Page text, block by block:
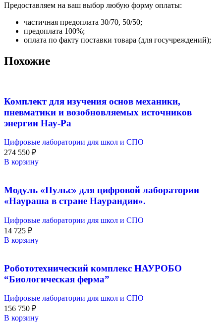
Предоставляем на ваш выбор любую форму оплаты:
частичная предоплата 30/70, 50/50;
предоплата 100%;
оплата по факту поставки товара (для госучреждений);
Похожие
Комплект для изучения основ механики,
пневматики и возобновляемых источников
энергии Нау-Ра
Цифровые лаборатории для школ и СПО
274 550 ₽
В корзину
Модуль «Пульс» для цифровой лаборатории
«Наураша в стране Наурандии».
Цифровые лаборатории для школ и СПО
14 725 ₽
В корзину
Робототехнический комплекс НАУРОБО
“Биологическая ферма”
Цифровые лаборатории для школ и СПО
156 750 ₽
В корзину